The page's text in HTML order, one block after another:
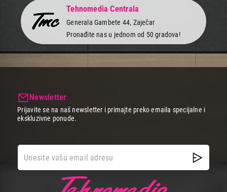
Tehnomedia Centrala
Generala Gambete 44, Zaječar
Pronađite nas u jednom od 50 gradova!
Newsletter
Prijavite se na naš newsletter i primajte preko emaila specijalne i
ekskluzivne ponude.